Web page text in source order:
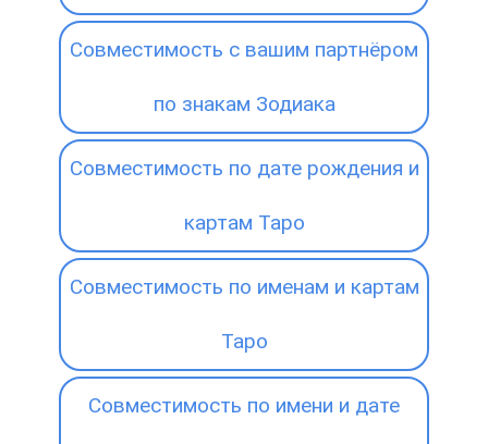
Совместимость с вашим партнёром
по знакам Зодиака
Совместимость по дате рождения и
картам Таро
Совместимость по именам и картам
Таро
Совместимость по имени и дате